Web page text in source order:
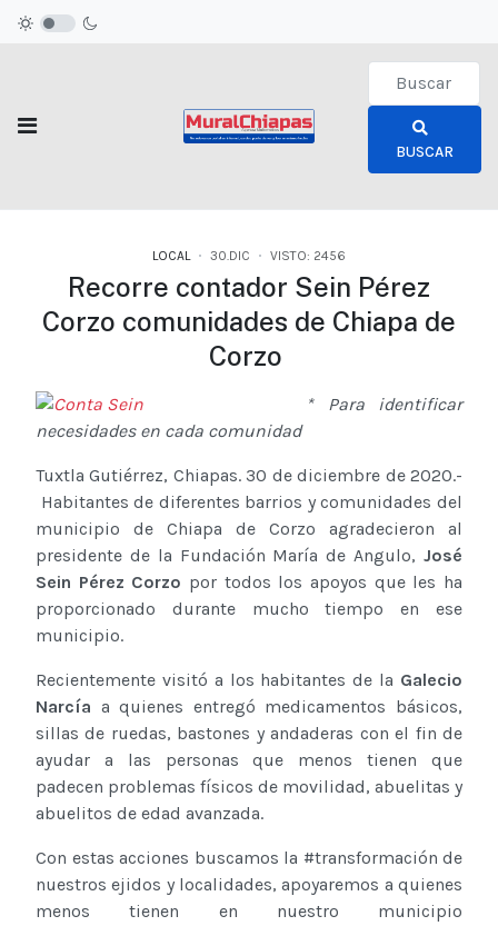
Type 2 or
BUSCAR
LOCAL 30.DIC VISTO: 2456
Recorre contador Sein Pérez
Corzo comunidades de Chiapa de
Corzo
* Para identificar
necesidades en cada comunidad
Tuxtla Gutiérrez, Chiapas. 30 de diciembre de 2020.-
Habitantes de diferentes barrios y comunidades del
municipio de Chiapa de Corzo agradecieron al
presidente de la Fundación María de Angulo, José
Sein Pérez Corzo por todos los apoyos que les ha
proporcionado durante mucho tiempo en ese
municipio.
Recientemente visitó a los habitantes de la Galecio
Narcía a quienes entregó medicamentos básicos,
sillas de ruedas, bastones y andaderas con el fin de
ayudar a las personas que menos tienen que
padecen problemas físicos de movilidad, abuelitas y
abuelitos de edad avanzada.
Con estas acciones buscamos la #transformación de
nuestros ejidos y localidades, apoyaremos a quienes
menos tienen en nuestro municipio